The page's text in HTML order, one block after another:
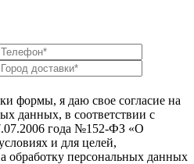
формы, я даю свое согласие на
данных, в соответствии с
года №152-ФЗ «О
и для целей,
обработку персональных данных